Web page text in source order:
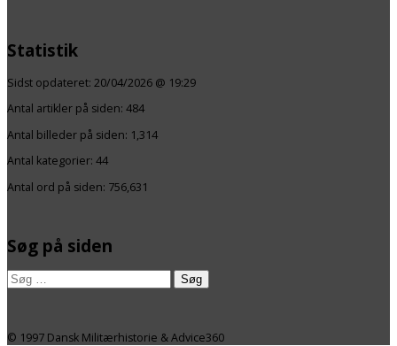
Statistik
Sidst opdateret: 20/04/2026 @ 19:29
Antal artikler på siden: 484
Antal billeder på siden: 1,314
Antal kategorier: 44
Antal ord på siden: 756,631
Søg på siden
Søg
© 1997 Dansk Militærhistorie & Advice360